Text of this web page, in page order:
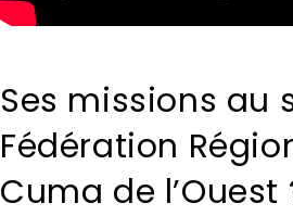
Ses missions au
Fédération
Cuma de l’Ouest